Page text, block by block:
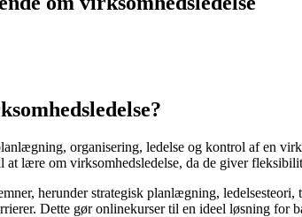
organisering, ledelse og kontrol af en
lære om virksomhedsledelse, da de giver
herunder strategisk planlægning,
Dette gør onlinekurser til en ideel løsning for